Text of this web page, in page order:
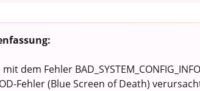
dem Fehler
Fehler (Blue Screen of Death)